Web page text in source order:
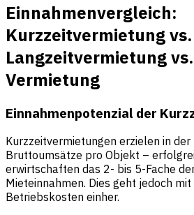
Einnahmenvergleich:
Kurzzeitvermietung vs.
Langzeitvermietung
Vermietung
Einnahmenpotenzial der
Kurzzeitvermietungen erzielen in
Bruttoumsätze pro Objekt –
erwirtschaften das 2- bis 5-Fache
Mieteinnahmen. Dies geht jedoch
Betriebskosten einher.